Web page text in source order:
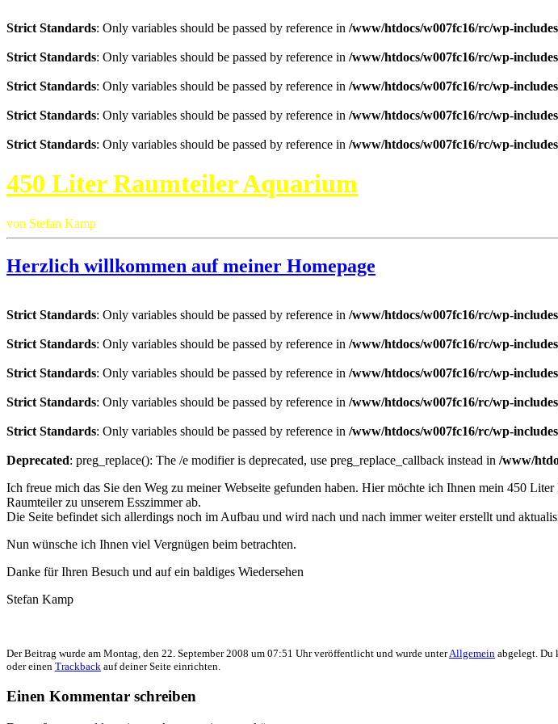
Strict Standards: Only variables should be passed by reference in /www/htdocs/w007fc16/rc/wp-
Strict Standards: Only variables should be passed by reference in /www/htdocs/w007fc16/rc/wp-
Strict Standards: Only variables should be passed by reference in /www/htdocs/w007fc16/rc/wp-
Strict Standards: Only variables should be passed by reference in /www/htdocs/w007fc16/rc/wp-
Strict Standards: Only variables should be passed by reference in /www/htdocs/w007fc16/rc/wp-
450 Liter Raumteiler Aquarium
von Stefan Kamp
Herzlich willkommen auf meiner Homepage
Strict Standards: Only variables should be passed by reference in /www/htdocs/w007fc16/rc/wp-
Strict Standards: Only variables should be passed by reference in /www/htdocs/w007fc16/rc/wp-
Strict Standards: Only variables should be passed by reference in /www/htdocs/w007fc16/rc/wp-
Strict Standards: Only variables should be passed by reference in /www/htdocs/w007fc16/rc/wp-
Strict Standards: Only variables should be passed by reference in /www/htdocs/w007fc16/rc/wp-
Deprecated: preg_replace(): The /e modifier is deprecated, use preg_replace_callback instead in /www/
Ich freue mich das Sie den Weg zu meiner Webseite gefunden haben. Hier möchte ich Ihnen mein 450
Raumteiler zu unserem Esszimmer ab.
Die Seite befindet sich allerdings noch im Aufbau und wird nach und nach immer weiter erstellt und
Nun wünsche ich Ihnen viel Vergnügen beim betrachten.
Danke für Ihren Besuch und auf ein baldiges Wiedersehen
Stefan Kamp
Der Beitrag wurde am Montag, den 22. September 2008 um 07:51 Uhr veröffentlicht und wurde unterAllgemein abgelegt. Du
oder einen Trackback auf deiner Seite einrichten.
Einen Kommentar schreiben